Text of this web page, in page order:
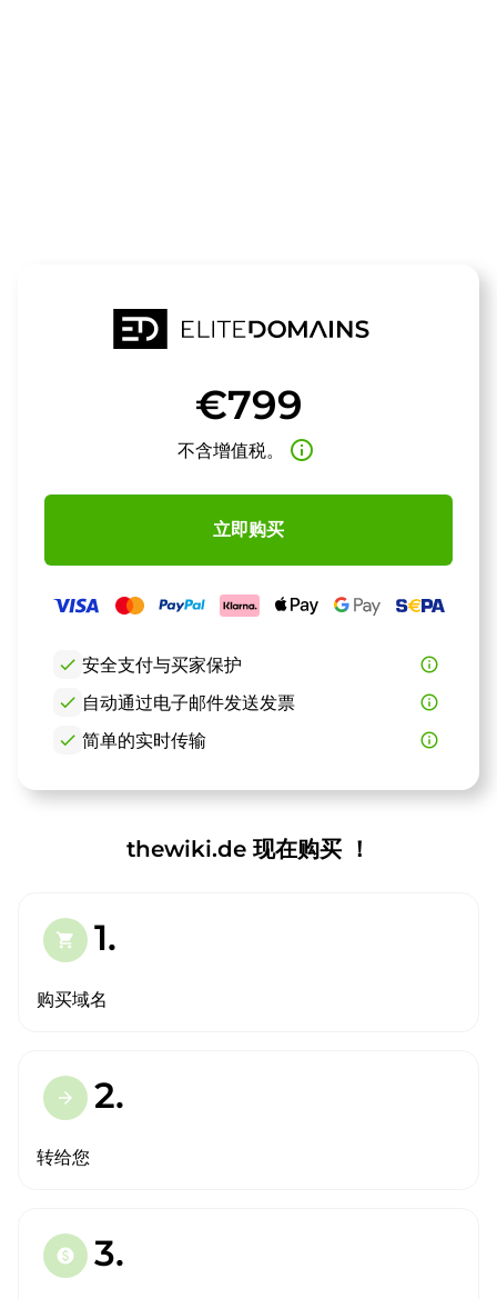
€799
不含增值税。 info_outline
立即购买
check 安全支付与买家保护
info_outline
check 自动通过电子邮件发送发票
info_outline
check 简单的实时传输 info_outline
thewiki.de 现在购买 ！
shopping_cart 1.
购买域名
arrow_forward 2.
转给您
paid 3.